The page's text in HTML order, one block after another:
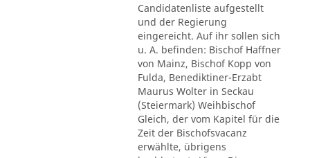
Candidatenliste aufgestellt
und der Regierung
eingereicht. Auf ihr sollen sich
u. A. befinden: Bischof Haffner
von Mainz, Bischof Kopp von
Fulda, Benediktiner-Erzabt
Maurus Wolter in Seckau
(Steiermark) Weihbischof
Gleich, der vom Kapitel für die
Zeit der Bischofsvacanz
erwählte, übrigens